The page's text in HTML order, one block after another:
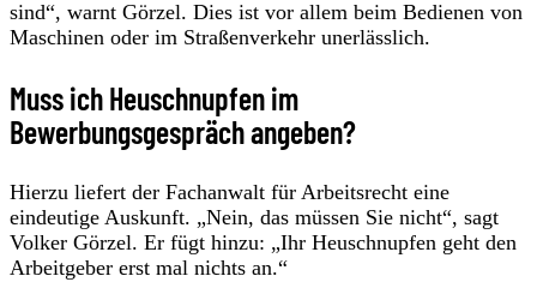
sind“, warnt Görzel. Dies ist vor allem beim Bedienen von
Maschinen oder im Straßenverkehr unerlässlich.
Muss ich Heuschnupfen im
Bewerbungsgespräch angeben?
Hierzu liefert der Fachanwalt für Arbeitsrecht eine
eindeutige Auskunft. „Nein, das müssen Sie nicht“, sagt
Volker Görzel. Er fügt hinzu: „Ihr Heuschnupfen geht den
Arbeitgeber erst mal nichts an.“